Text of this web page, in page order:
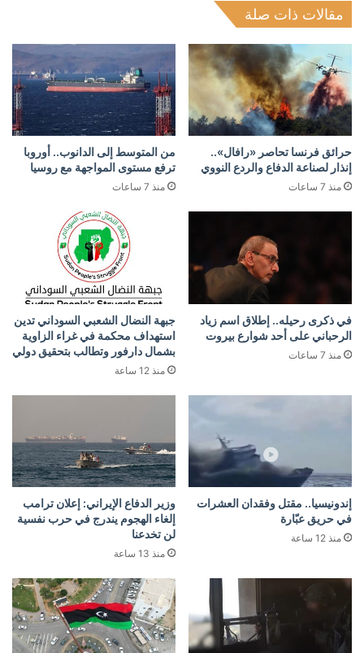
مقالات ذات صلة
حرائق فرنسا تحاصر «رافال»..
إنذار لصناعة الدفاع والردع النووي
منذ 7 ساعات
من المتوسط إلى الدانوب.. أوروبا
ترفع مستوى المواجهة مع روسيا
منذ 7 ساعات
في ذكرى رحيله.. إطلاق اسم زياد
الرحباني على أحد شوارع بيروت
منذ 7 ساعات
جبهة النضال الشعبي السوداني تدين
استهداف محكمة في غراء الزاوية
بشمال دارفور وتطالب بتحقيق دولي
منذ 12 ساعة
إندونيسيا.. مقتل وفقدان العشرات
في حريق عبّارة
منذ 12 ساعة
وزير الدفاع الإيراني: إعلان ترامب
إلغاء الهجوم يندرج في حرب نفسية
لن تخدعنا
منذ 13 ساعة